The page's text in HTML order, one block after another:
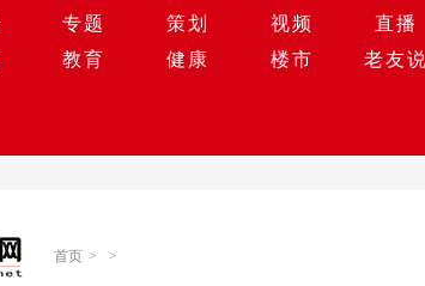
专题 策划 视频 直播
教育 健康 楼市 老友说
首页 > >